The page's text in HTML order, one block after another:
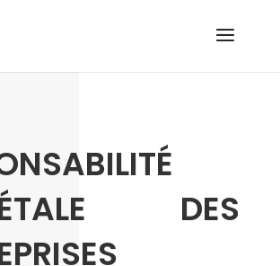
DES